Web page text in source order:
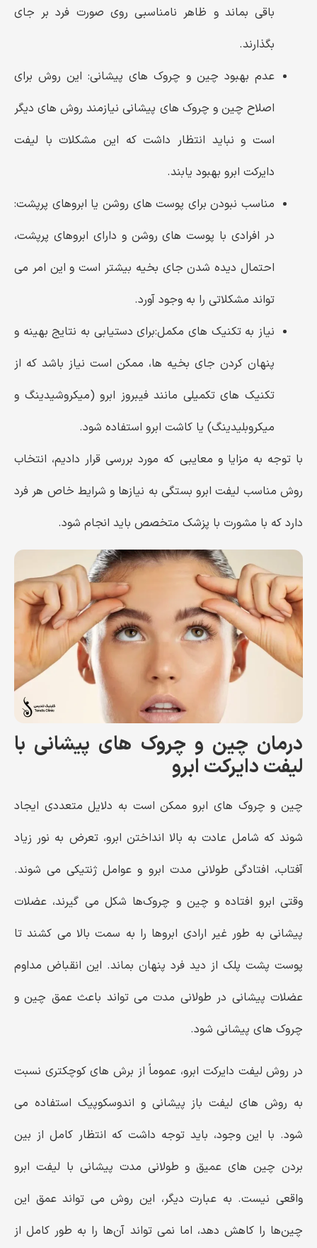
باقی بماند و ظاهر نامناسبی روی صورت فرد بر جای
بگذارند.
عدم بهبود چین‌ و چروک‌ های پیشانی: این روش برای
اصلاح چین ‌و چروک‌ های پیشانی نیازمند روش ‌های دیگر
است و نباید انتظار داشت که این مشکلات با لیفت
دایرکت ابرو بهبود یابند.
مناسب نبودن برای پوست ‌های روشن یا ابروهای پرپشت:
در افرادی با پوست ‌های روشن و دارای ابروهای پرپشت،
احتمال دیده شدن جای بخیه بیشتر است و این امر می
‌تواند مشکلاتی را به وجود آورد.
نیاز به تکنیک ‌های مکمل:برای دستیابی به نتایج بهینه و
پنهان کردن جای بخیه‌ ها، ممکن است نیاز باشد که از
تکنیک ‌های تکمیلی مانند فیبروز ابرو (میکروشیدینگ و
میکروبلیدینگ) یا کاشت ابرو استفاده شود.
با توجه به مزایا و معایبی که مورد بررسی قرار دادیم، انتخاب
روش مناسب لیفت ابرو بستگی به نیازها و شرایط خاص هر فرد
دارد که با مشورت با پزشک متخصص باید انجام شود.
درمان چین‌ و چروک ‌های پیشانی با
لیفت دایرکت ابرو
چین‌ و چروک‌ های ابرو ممکن است به دلایل متعددی ایجاد
شوند که شامل عادت به بالا انداختن ابرو، تعرض به نور زیاد
آفتاب، افتادگی طولانی ‌مدت ابرو و عوامل ژنتیکی می شوند.
وقتی ابرو افتاده و چین ‌و چروک‌ها شکل می ‌گیرند، عضلات
پیشانی به طور غیر ارادی ابروها را به سمت بالا می‌ کشند تا
پوست پشت پلک از دید فرد پنهان بماند. این انقباض مداوم
عضلات پیشانی در طولانی‌ مدت می ‌تواند باعث عمق چین ‌و
چروک ‌های پیشانی شود.
در روش لیفت دایرکت ابرو، عموماً از برش‌ های کوچکتری نسبت
به روش ‌های لیفت باز پیشانی و اندوسکوپیک استفاده می
‌شود. با این وجود، باید توجه داشت که انتظار کامل از بین
بردن چین ‌های عمیق و طولانی ‌مدت پیشانی با لیفت ابرو
واقعی نیست. به عبارت دیگر، این روش می ‌تواند عمق این
چین‌ها را کاهش دهد، اما نمی ‌تواند آن‌ها را به طور کامل از